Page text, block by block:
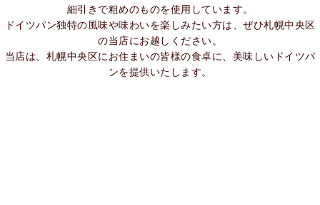
細引きで粗めのものを使用しています。
ドイツパン独特の風味や味わいを楽しみたい方は、ぜひ札幌中央区
の当店にお越しください。
当店は、札幌中央区にお住まいの皆様の食卓に、美味しいドイツパ
ンを提供いたします。